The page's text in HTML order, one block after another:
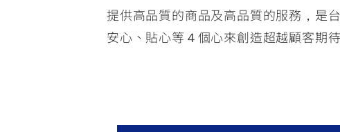
提供高品質的商品及高品質的服務，是
安心、貼心等４個心來創造超越顧客期